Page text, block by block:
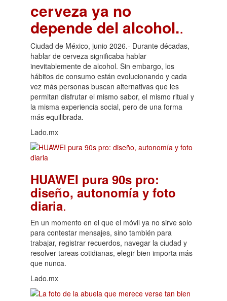
cerveza ya no
depende del alcohol..
Ciudad de México, junio 2026.- Durante décadas,
hablar de cerveza significaba hablar
inevitablemente de alcohol. Sin embargo, los
hábitos de consumo están evolucionando y cada
vez más personas buscan alternativas que les
permitan disfrutar el mismo sabor, el mismo ritual y
la misma experiencia social, pero de una forma
más equilibrada.
Lado.mx
HUAWEI pura 90s pro:
diseño, autonomía y foto
diaria.
En un momento en el que el móvil ya no sirve solo
para contestar mensajes, sino también para
trabajar, registrar recuerdos, navegar la ciudad y
resolver tareas cotidianas, elegir bien importa más
que nunca.
Lado.mx